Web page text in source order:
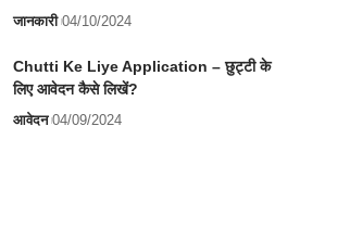
जानकारी 04/10/2024
Chutti Ke Liye Application – छुट्टी के
लिए आवेदन कैसे लिखें?
आवेदन 04/09/2024